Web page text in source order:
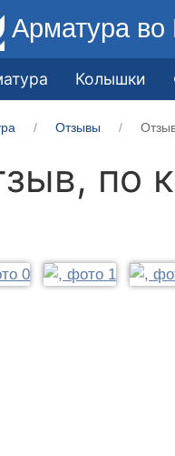
Арматура во
Колышки
Отзывы
по